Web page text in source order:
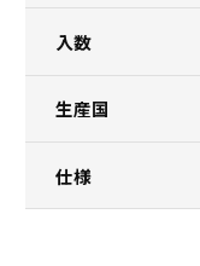
入数
生産国
仕様